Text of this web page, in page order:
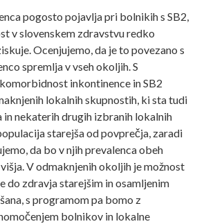
pogosto pojavlja pri bolnikih s SB2,
v slovenskem zdravstvu redko
Ocenjujemo, da je to povezano s
spremlja v vseh okoljih. S
inkontinence in SB2
lokalnih skupnostih, ki sta tudi
nekaterih drugih izbranih lokalnih
starejša od povprečja, zaradi
da bo v njih prevalenca obeh
V odmaknjenih okoljih je možnost
do zdravja starejšim in osamljenim
s programom pa bomo z
bolnikov in lokalne